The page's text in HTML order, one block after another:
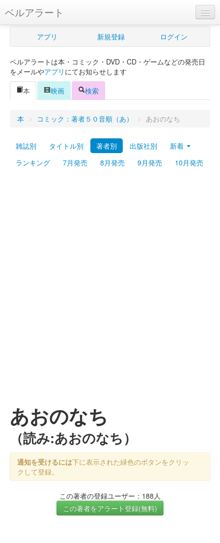
ベルアラート
ベルアラートとは
新規登録
ログイン
Myシェルフ
プレミアム
アプリ 新規登録 ログイン
ベルアラートは本・コミック・DVD・CD・ゲームなどの発売日
をメールやアプリ にてお知らせします
本
映画 検索
本 > コミック：著者５０音順（あ） > あおのなち
雑誌別 タイトル別 著者別 出版社別
新着
ランキング
7月発売 8月発売 9月発売 10月発売
あおのなち
（読み:あおのなち）
通知を受けるには下に表示された緑色のボタンをクリッ
クして登録。
この著者の登録ユーザー：188人
この著者をアラート登録(無料)